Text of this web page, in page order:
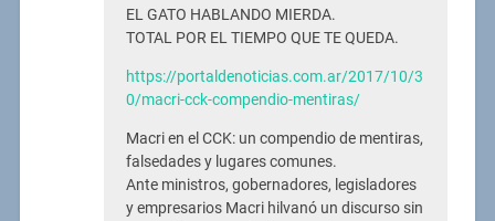
EL GATO HABLANDO MIERDA.
TOTAL POR EL TIEMPO QUE TE QUEDA.
https://portaldenoticias.com.ar/2017/10/3
0/macri-cck-compendio-mentiras/
Macri en el CCK: un compendio de mentiras,
falsedades y lugares comunes.
Ante ministros, gobernadores, legisladores
y empresarios Macri hilvanó un discurso sin